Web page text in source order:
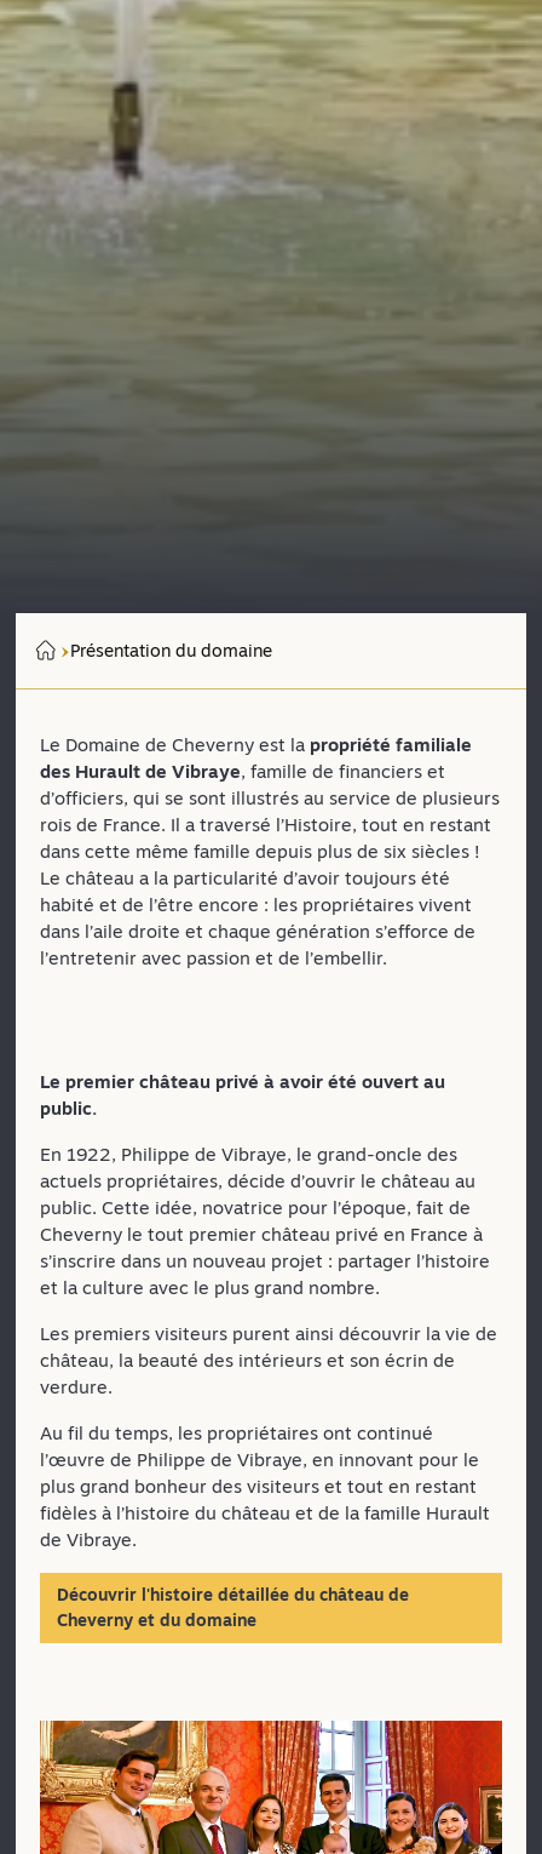
Présentation du domaine
Le Domaine de Cheverny est la propriété familiale
des Hurault de Vibraye, famille de financiers et
d’officiers, qui se sont illustrés au service de plusieurs
rois de France. Il a traversé l’Histoire, tout en restant
dans cette même famille depuis plus de six siècles !
Le château a la particularité d’avoir toujours été
habité et de l’être encore : les propriétaires vivent
dans l’aile droite et chaque génération s’efforce de
l’entretenir avec passion et de l’embellir.
Le premier château privé à avoir été ouvert au
public.
En 1922, Philippe de Vibraye, le grand-oncle des
actuels propriétaires, décide d’ouvrir le château au
public. Cette idée, novatrice pour l’époque, fait de
Cheverny le tout premier château privé en France à
s’inscrire dans un nouveau projet : partager l’histoire
et la culture avec le plus grand nombre.
Les premiers visiteurs purent ainsi découvrir la vie de
château, la beauté des intérieurs et son écrin de
verdure.
Au fil du temps, les propriétaires ont continué
l’œuvre de Philippe de Vibraye, en innovant pour le
plus grand bonheur des visiteurs et tout en restant
fidèles à l’histoire du château et de la famille Hurault
de Vibraye.
Découvrir l'histoire détaillée du château de
Cheverny et du domaine